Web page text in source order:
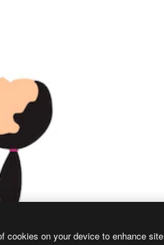
cookies on your device to enhance site